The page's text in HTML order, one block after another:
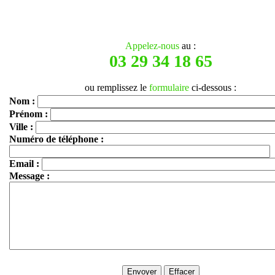
Appelez-nous au :
03 29 34 18 65
ou remplissez le formulaire ci-dessous :
Nom :
Prénom :
Ville :
Numéro de téléphone :
Email :
Message :